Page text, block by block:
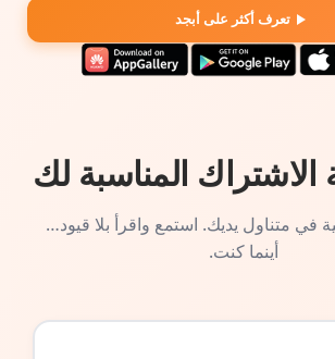
تعرف أكثر على أبجد
المناسبة لك
في متناول يديك. استمع واقرأ بلا قيود…
أينما كنت.